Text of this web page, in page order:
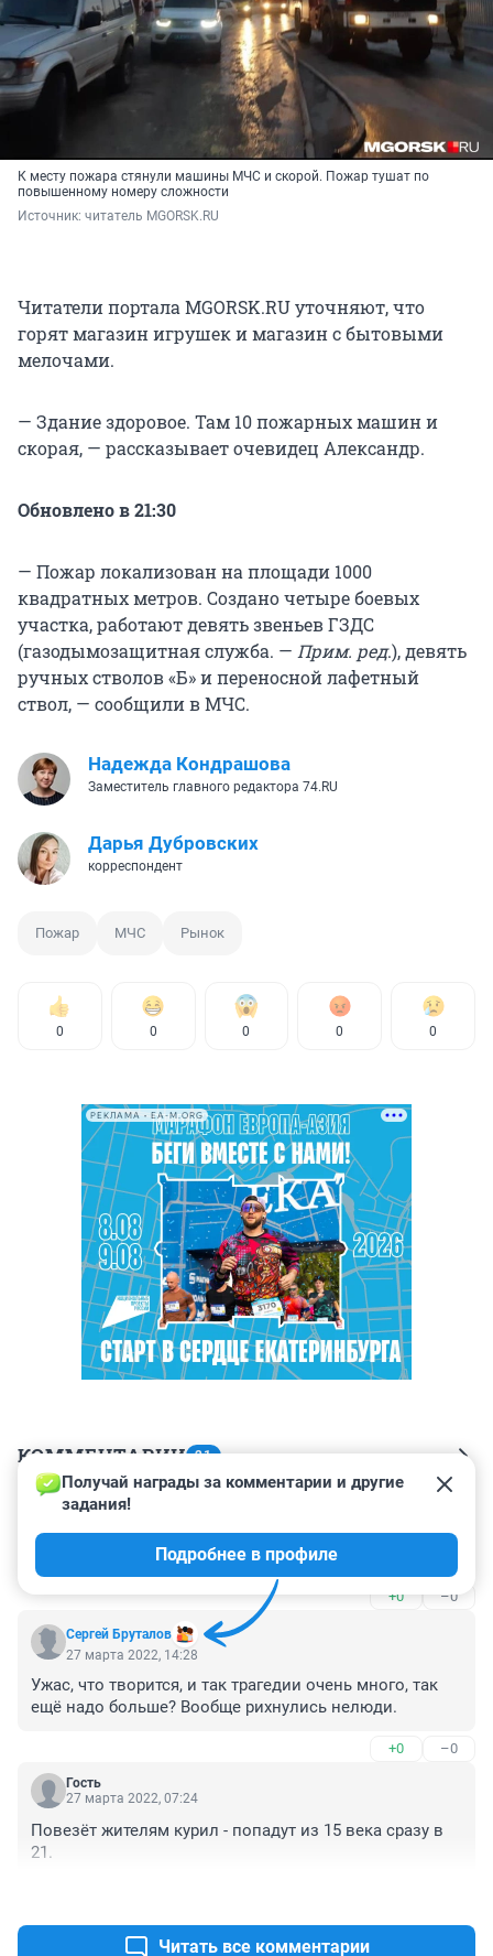
К месту пожара стянули машины МЧС и скорой. Пожар тушат по
повышенному номеру сложности
Источник: читатель MGORSK.RU
Читатели портала MGORSK.RU уточняют, что
горят магазин игрушек и магазин с бытовыми
мелочами.
— Здание здоровое. Там 10 пожарных машин и
скорая, — рассказывает очевидец Александр.
Обновлено в 21:30
— Пожар локализован на площади 1000
квадратных метров. Создано четыре боевых
участка, работают девять звеньев ГЗДС
(газодымозащитная служба. — Прим. ред.), девять
ручных стволов «Б» и переносной лафетный
ствол, — сообщили в МЧС.
Надежда Кондрашова
Заместитель главного редактора 74.RU
Дарья Дубровских
корреспондент
Пожар МЧС Рынок
0 0 0 0 0
РЕКЛАМА • EA-M.ORG
КОММЕНТАРИИ 21
Гость
Конечно плохо что рынок сгорел.
+0 –0
Сергей Бруталов
Получай награды за комментарии и другие
задания!
Подробнее в профиле
27 марта 2022, 14:28
Ужас, что творится, и так трагедии очень много, так
ещё надо больше? Вообще рихнулись нелюди.
+0 –0
Гость
27 марта 2022, 07:24
Повезёт жителям курил - попадут из 15 века сразу в
21.
Читать все комментарии